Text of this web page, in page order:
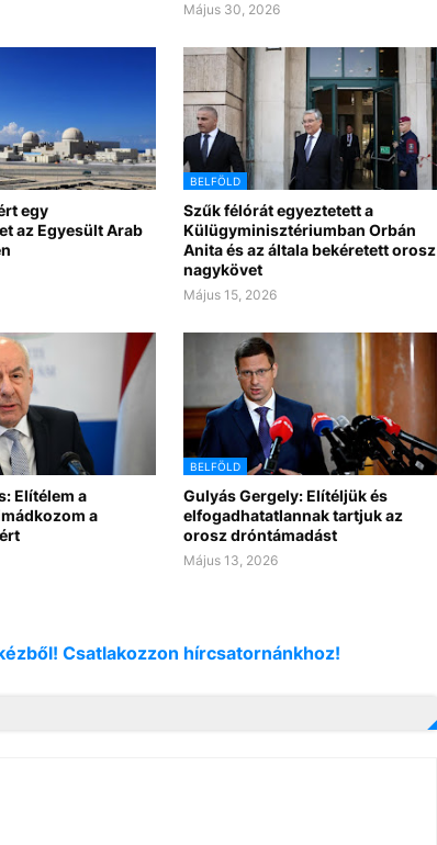
Május 30, 2026
egy
az Egyesült Arab
BELFÖLD
Szűk félórát egyeztetett a
Külügyminisztériumban Orbán
Anita és az általa bekéretett orosz
nagykövet
Május 15, 2026
Elítélem a
a
BELFÖLD
Gulyás Gergely: Elítéljük és
elfogadhatatlannak tartjuk az
orosz dróntámadást
Május 13, 2026
Csatlakozzon hírcsatornánkhoz!